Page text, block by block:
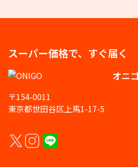
スーパー価格で、すぐ届く
オニ
〒154-0011
東京都世田谷区上馬1-17-5